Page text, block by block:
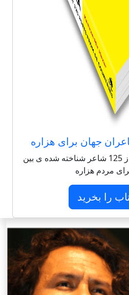
جهان برای هزاره
مجموعه شعر بی نظیر از 125 شاعر شناخته شده ی بین
مردم هزاره
را بخرید